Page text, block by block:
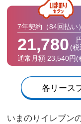
7年契約 （84回払い）
21,780 (税
通常月額 23,540円(
各リース
いまのりイレブン